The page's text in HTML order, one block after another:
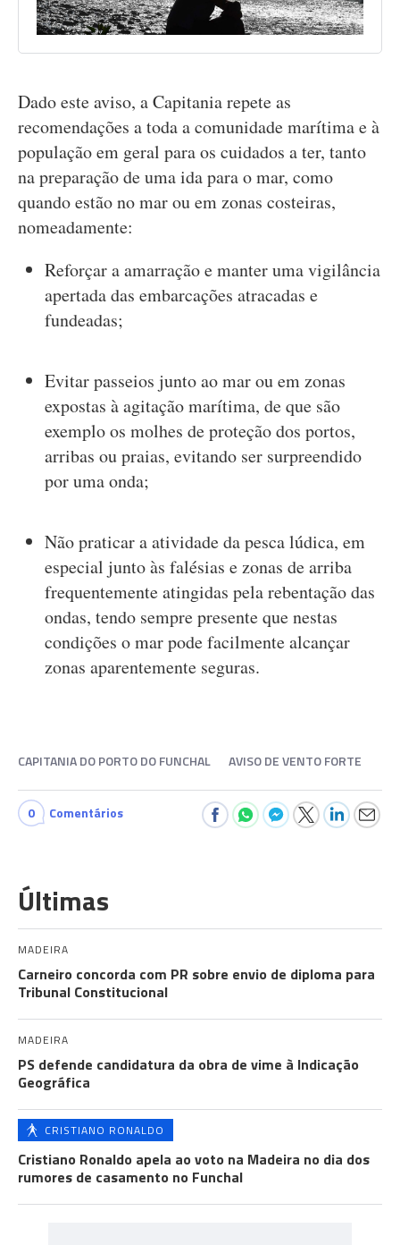
Dado este aviso, a Capitania repete as
recomendações a toda a comunidade marítima e à
população em geral para os cuidados a ter, tanto
na preparação de uma ida para o mar, como
quando estão no mar ou em zonas costeiras,
nomeadamente:
Reforçar a amarração e manter uma vigilância
apertada das embarcações atracadas e
fundeadas;
Evitar passeios junto ao mar ou em zonas
expostas à agitação marítima, de que são
exemplo os molhes de proteção dos portos,
arribas ou praias, evitando ser surpreendido
por uma onda;
Não praticar a atividade da pesca lúdica, em
especial junto às falésias e zonas de arriba
frequentemente atingidas pela rebentação das
ondas, tendo sempre presente que nestas
condições o mar pode facilmente alcançar
zonas aparentemente seguras.
CAPITANIA DO PORTO DO FUNCHAL AVISO DE VENTO FORTE
0 Comentários
Últimas
MADEIRA
Carneiro concorda com PR sobre envio de diploma para
Tribunal Constitucional
MADEIRA
PS defende candidatura da obra de vime à Indicação
Geográfica
CRISTIANO RONALDO
Cristiano Ronaldo apela ao voto na Madeira no dia dos
rumores de casamento no Funchal